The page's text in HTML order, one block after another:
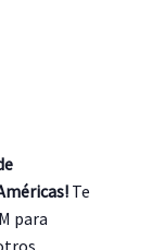
Te
para